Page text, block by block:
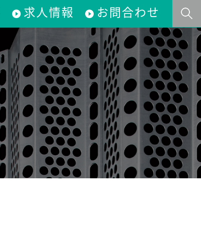
求人情報 お問合わせ